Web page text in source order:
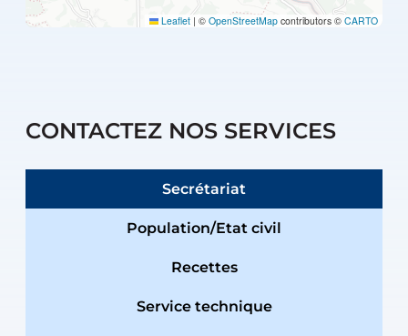
Leaflet | © OpenStreetMap contributors © CARTO
CONTACTEZ NOS SERVICES
Secrétariat
Population/Etat civil
Recettes
Service technique